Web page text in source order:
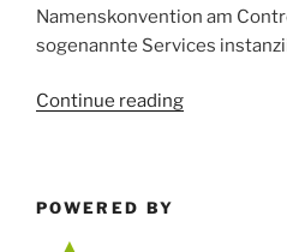
Namenskonvention am
sogenannte Services
Continue reading“Dependency
POWERED BY